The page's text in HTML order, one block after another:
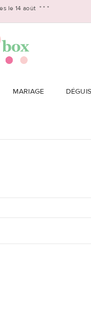
le 14 août * * *
MARIAGE